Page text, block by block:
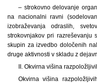
– strokovno delovanje
na nacionalni ravni
izobraževanja odraslih,
strokovnjakov pri razreševanju
skupin za izvedbo določenih
druge aktivnosti v skladu z
II. Okvirna višina
Okvirna višina